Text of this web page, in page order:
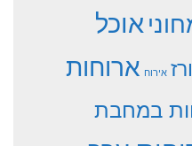
אוכל
אירוח ארוחות
במחבת